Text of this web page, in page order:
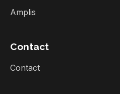
Amplis
Contact
Contact